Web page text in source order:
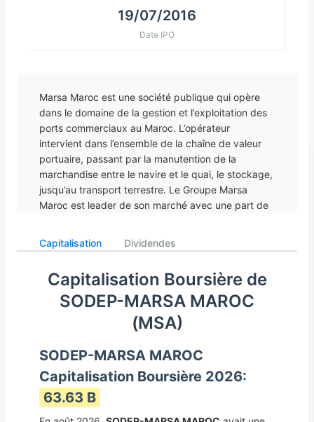
19/07/2016
Date IPO
Marsa Maroc est une société publique qui opère
dans le domaine de la gestion et l’exploitation des
ports commerciaux au Maroc. L’opérateur
intervient dans l’ensemble de la chaîne de valeur
portuaire, passant par la manutention de la
marchandise entre le navire et le quai, le stockage,
jusqu’au transport terrestre. Le Groupe Marsa
Maroc est leader de son marché avec une part de
(près de 10 ports) à l’exception de celui de la ville
Mohammed Abdeljalil.
Capitalisation Dividendes
Capitalisation Boursière de
SODEP-MARSA MAROC
(MSA)
SODEP-MARSA MAROC
Capitalisation Boursière 2026:
63.63 B